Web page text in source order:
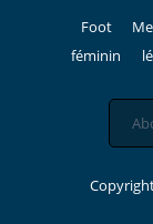
Foot
féminin